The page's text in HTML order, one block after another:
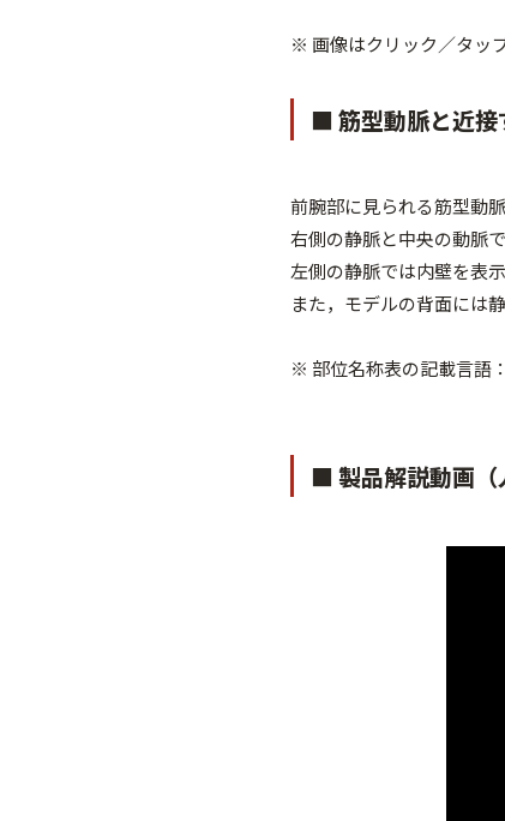
※ 画像はクリック／タッ
■ 筋型動脈と近接
前腕部に見られる筋型動
右側の静脈と中央の動脈
左側の静脈では内壁を表
また，モデルの背面には
※ 部位名称表の記載言語
■ 製品解説動画（